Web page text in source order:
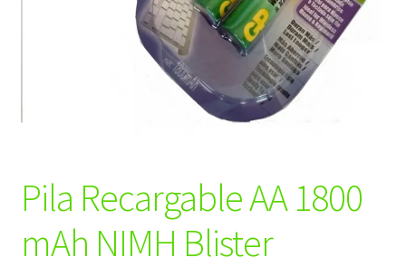
Pila Recargable AA 1800
mAh NIMH Blister